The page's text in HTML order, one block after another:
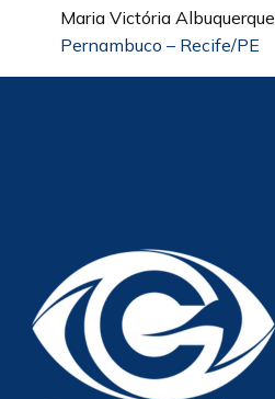
Maria Victória Albuquerque
Pernambuco – Recife/PE